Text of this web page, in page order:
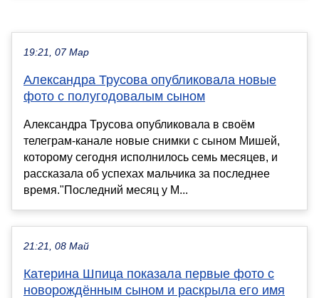
19:21, 07 Мар
Александра Трусова опубликовала новые
фото с полугодовалым сыном
Александра Трусова опубликовала в своём
телеграм-канале новые снимки с сыном Мишей,
которому сегодня исполнилось семь месяцев, и
рассказала об успехах мальчика за последнее
время."Последний месяц у М...
21:21, 08 Май
Катерина Шпица показала первые фото с
новорождённым сыном и раскрыла его имя